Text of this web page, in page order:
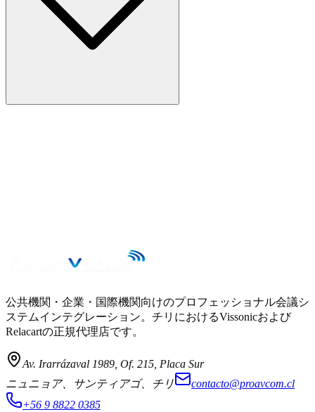
公共機関・企業・国際機関向けのプロフェッショナル会議シ
ステムインテグレーション。チリにおけるVissonicおよび
Relacartの正規代理店です。
Av. Irarrázaval 1989, Of. 215, Placa Sur
ニュニョア、サンティアゴ、チリ
contacto@proavcom.cl
+56 9 8822 0385